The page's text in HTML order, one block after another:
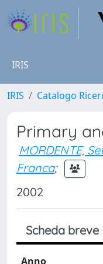
IRIS
IRIS Catalogo
Primary
MORDENTE,
Franca;
2002
Scheda breve
Anno